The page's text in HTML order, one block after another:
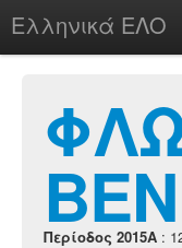
Ελληνικά ΕΛΟ
chesstu.be @ discord
Login
Περίοδος 2015A :